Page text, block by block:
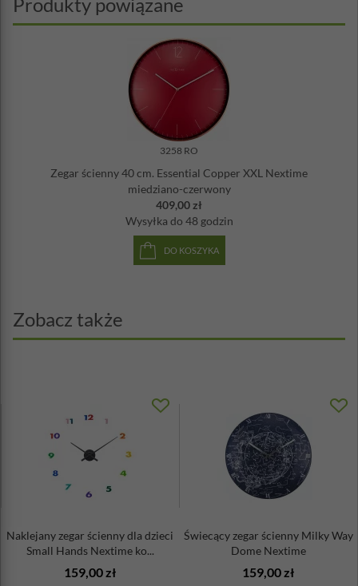
Grubość ramy: 6 cm
Materiał: metal, szkło
Mechanizm: płynący - cichy
Zasilanie: bateria AA - brak w zestawie
3258 RO
Zegar ścienny 40 cm. Essential Copper XXL Nextime
miedziano-czerwony
409,00 zł
Wysyłka do 48 godzin
DO KOSZYKA
Zobacz także
Naklejany zegar ścienny dla dzieci
Small Hands Nextime ko...
159,00 zł
Świecący zegar ścienny Milky Way
Dome Nextime
159,00 zł